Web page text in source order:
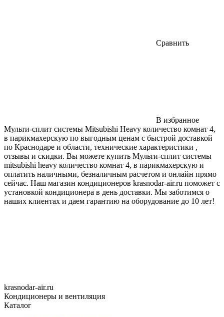
Сравнить
В избранное
Мульти-сплит системы Mitsubishi Heavy количество комнат 4,
в парикмахерскую по выгодным ценам с быстрой доставкой
по Краснодаре и области, технические характеристики ,
отзывы и скидки. Вы можете купить Мульти-сплит системы
mitsubishi heavy количество комнат 4, в парикмахерскую и
оплатить наличными, безналичным расчетом и онлайн прямо
сейчас. Наш магазин кондиционеров krasnodar-air.ru поможет с
установкой кондиционера в день доставки. Мы заботимся о
наших клиентах и даем гарантию на оборудование до 10 лет!
krasnodar-air.ru
Кондиционеры и вентиляция
Каталог